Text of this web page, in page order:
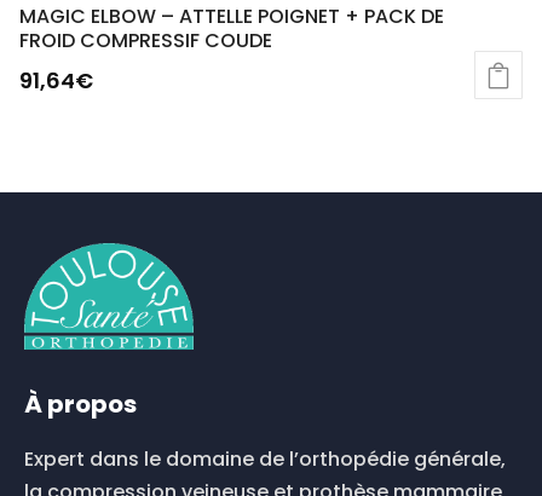
MAGIC ELBOW – ATTELLE POIGNET + PACK DE
FROID COMPRESSIF COUDE
91,64€
À propos
Expert dans le domaine de l’orthopédie générale,